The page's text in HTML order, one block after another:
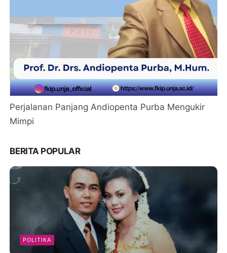
Perjalanan Panjang Andiopenta Purba Mengukir
Mimpi
BERITA POPULAR
POLITIKA